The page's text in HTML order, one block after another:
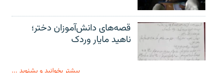
قصه‌های دانش‌آموزان دختر؛
ناهید مایار وردک
بیشتر بخوانید و بشنوید ...